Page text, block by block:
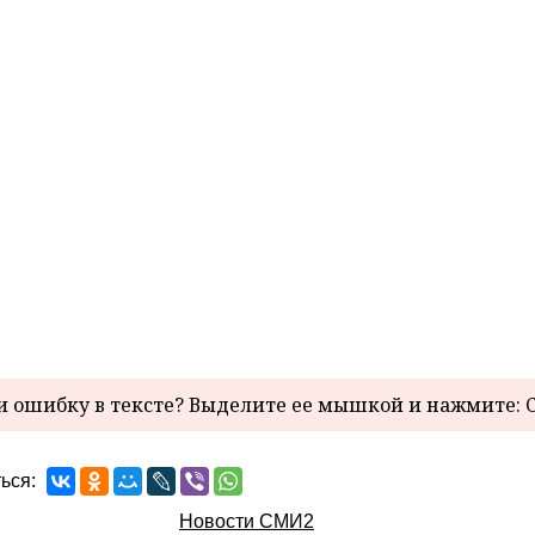
в тексте? Выделите ее мышкой и нажмите:
Новости СМИ2